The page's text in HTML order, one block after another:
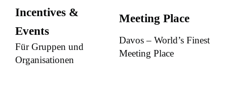
Incentives &
Events
Für Gruppen und
Organisationen
Meeting Place
Davos – World’s Finest
Meeting Place